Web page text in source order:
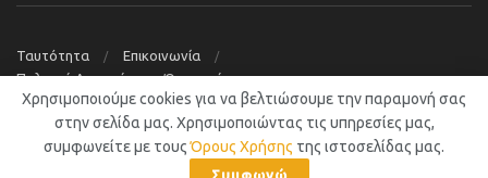
Ταυτότητα
Επικοινωνία
Πολιτική Απορρήτου – Όροι χρήσης
© 2019Νέα Μουδανιά Blog
Χρησιμοποιούμε cookies για να βελτιώσουμε την παραμονή σας
στην σελίδα μας. Χρησιμοποιώντας τις υπηρεσίες μας,
συμφωνείτε με τουςΌρους Χρήσης της ιστοσελίδας μας.
Συμφωνώ